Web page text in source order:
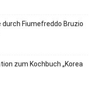
durch Fiumefreddo Bruzio
zum Kochbuch „Korea